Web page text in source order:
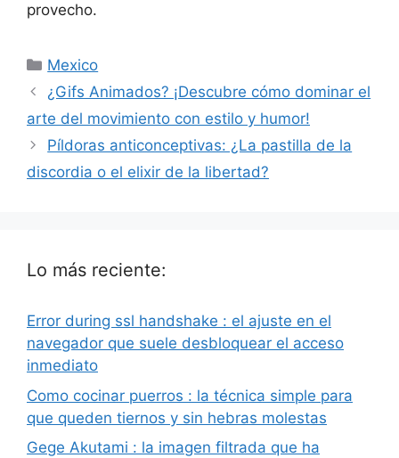
provecho.
Categorías
Mexico
¿Gifs Animados? ¡Descubre cómo dominar el
arte del movimiento con estilo y humor!
Píldoras anticonceptivas: ¿La pastilla de la
discordia o el elixir de la libertad?
Lo más reciente:
Error during ssl handshake : el ajuste en el
navegador que suele desbloquear el acceso
inmediato
Como cocinar puerros : la técnica simple para
que queden tiernos y sin hebras molestas
Gege Akutami : la imagen filtrada que ha